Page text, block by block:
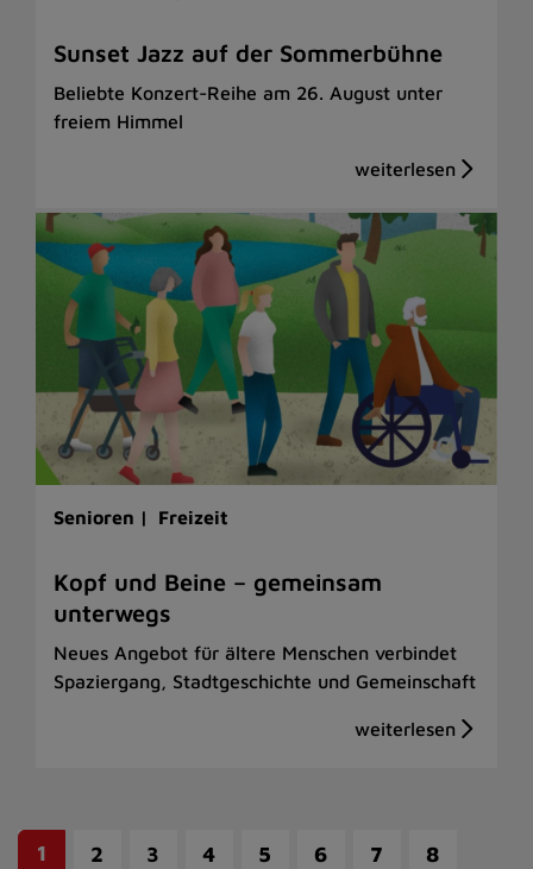
Sunset Jazz auf der Sommerbühne
Beliebte Konzert-Reihe am 26. August unter
freiem Himmel
Senioren | Freizeit
Kopf und Beine – gemeinsam
unterwegs
Neues Angebot für ältere Menschen verbindet
Spaziergang, Stadtgeschichte und Gemeinschaft
1 2 3 4 5 6 7
8